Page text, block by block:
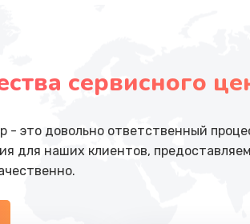
сервисного
- это довольно ответственный
для наших клиентов,